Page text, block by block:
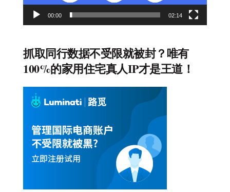
00:00 02:14
抓取同行数据不受限就被封？唯有
100%的家用住宅真人IP才是王道！